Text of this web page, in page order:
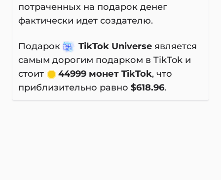
потраченных на подарок денег
фактически идет создателю.
Подарок TikTok Universe является
самым дорогим подарком в TikTok и
стоит
44999 монет TikTok, что
приблизительно равно $618.96.